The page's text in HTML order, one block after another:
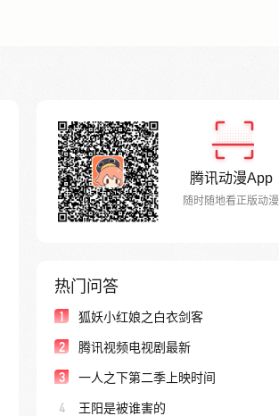
腾讯动漫App
随时随地看正版动漫
热门问答
1 狐妖小红娘之白衣剑客
2 腾讯视频电视剧最新
3 一人之下第二季上映时间
4 王阳是被谁害的